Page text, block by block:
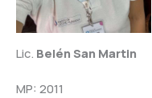
Lic. Belén San Martin
MP: 2011